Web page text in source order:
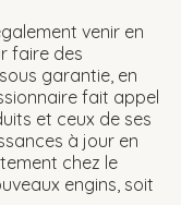
venir en
faire des
garantie, en
fait appel
et ceux de ses
à jour en
chez le
engins, soit